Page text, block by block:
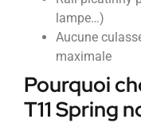
lampe…)
Aucune
maximale
Pourquoi
T11 Spring